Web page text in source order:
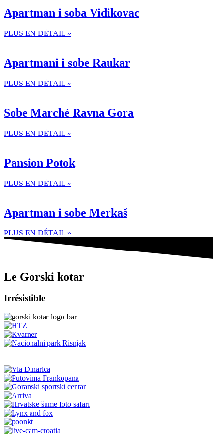
Apartman i soba Vidikovac
PLUS EN DÉTAIL »
Apartmani i sobe Raukar
PLUS EN DÉTAIL »
Sobe Marché Ravna Gora
PLUS EN DÉTAIL »
Pansion Potok
PLUS EN DÉTAIL »
Apartman i sobe Merkaš
PLUS EN DÉTAIL »
Le Gorski kotar
Irrésistible